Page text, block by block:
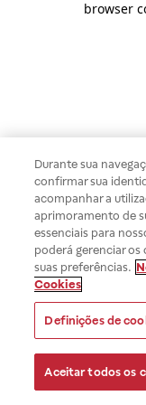
browser
Durante sua
confirmar sua
acompanhar a
aprimoramento de
essenciais para
poderá gerenciar
suas preferências.
Cookies
Definições de
Aceitar todos os